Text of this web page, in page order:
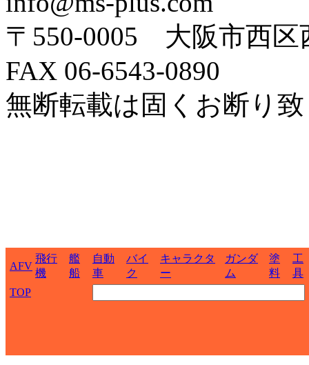
〒550-0005 大阪市西
FAX 06-6543-0890
無断転載は固くお断り
AFV
飛行
機
艦
船
自動
車
バイ
ク
キャラクタ
ー
ガンダ
ム
塗
料
工
具
TOP